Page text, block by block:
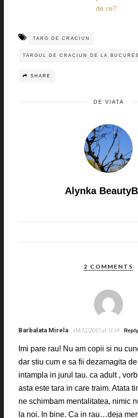
de ce?
TARG DE CRACIUN
TARGUL DE CRACIUN DE LA
SHARE
DE VIATA
Alynka
2 COMMENTS
Barbalata Mirela 04/12/2017 at 11:18 Reply
Imi pare rau! Nu am copii si nu
dar stiu cum e sa fii dezamagita
intampla in jurul tau. ca adult ,
asta este tara in care traim. Atata
ne schimbam mentalitatea, nimic
la noi. In bine. Ca in rau…deja